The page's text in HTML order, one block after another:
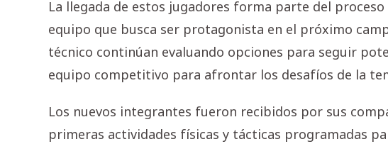
La llegada de estos jugadores forma parte del
equipo que busca ser protagonista en el próximo
técnico continúan evaluando opciones para seguir
equipo competitivo para afrontar los desafíos de la
Los nuevos integrantes fueron recibidos por sus
primeras actividades físicas y tácticas programadas